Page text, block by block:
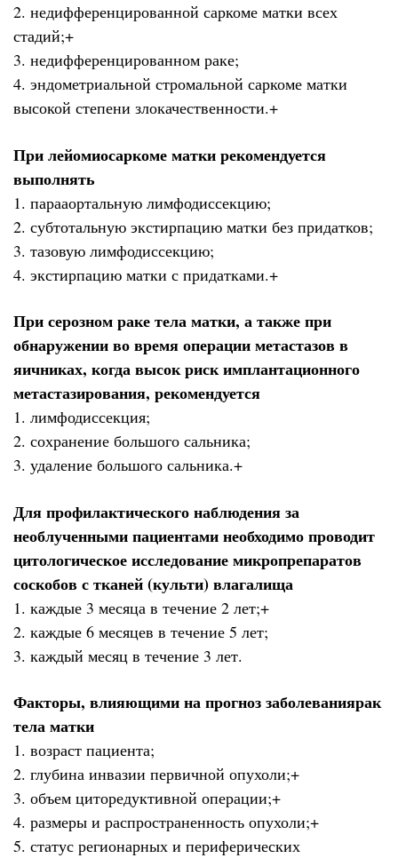
2. недифференцированной саркоме матки всех
стадий;+
3. недифференцированном раке;
4. эндометриальной стромальной саркоме матки
высокой степени злокачественности.+
При лейомиосаркоме матки рекомендуется
выполнять
1. парааортальную лимфодиссекцию;
2. субтотальную экстирпацию матки без придатков;
3. тазовую лимфодиссекцию;
4. экстирпацию матки с придатками.+
При серозном раке тела матки, а также при
обнаружении во время операции метастазов в
яичниках, когда высок риск имплантационного
метастазирования, рекомендуется
1. лимфодиссекция;
2. сохранение большого сальника;
3. удаление большого сальника.+
Для профилактического наблюдения за
необлученными пациентами необходимо проводит
цитологическое исследование микропрепаратов
соскобов с тканей (культи) влагалища
1. каждые 3 месяца в течение 2 лет;+
2. каждые 6 месяцев в течение 5 лет;
3. каждый месяц в течение 3 лет.
Факторы, влияющими на прогноз заболеваниярак
тела матки
1. возраст пациента;
2. глубина инвазии первичной опухоли;+
3. объем циторедуктивной операции;+
4. размеры и распространенность опухоли;+
5. статус регионарных и периферических